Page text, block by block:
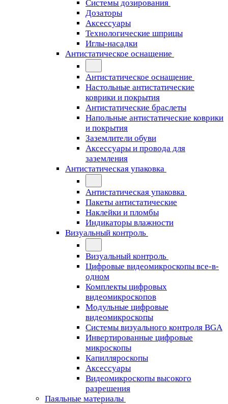
Системы дозирования
Дозаторы
Аксессуары
Технологические шприцы
Иглы-насадки
Антистатическое оснащение
Антистатическое оснащение
Настольные антистатические
коврики и покрытия
Антистатические браслеты
Напольные антистатические коврики
и покрытия
Заземлители обуви
Аксессуары и провода для
заземления
Антистатическая упаковка
Антистатическая упаковка
Пакеты антистатические
Наклейки и пломбы
Индикаторы влажности
Визуальный контроль
Визуальный контроль
Цифровые видеомикроскопы все-в-
одном
Комплекты цифровых
видеомикроскопов
Модульные цифровые
видеомикроскопы
Cистемы визуального контроля BGA
Инвертированные цифровые
микроскопы
Капилляроскопы
Аксессуары
Видеомикроскопы высокого
разрешения
Паяльные материалы